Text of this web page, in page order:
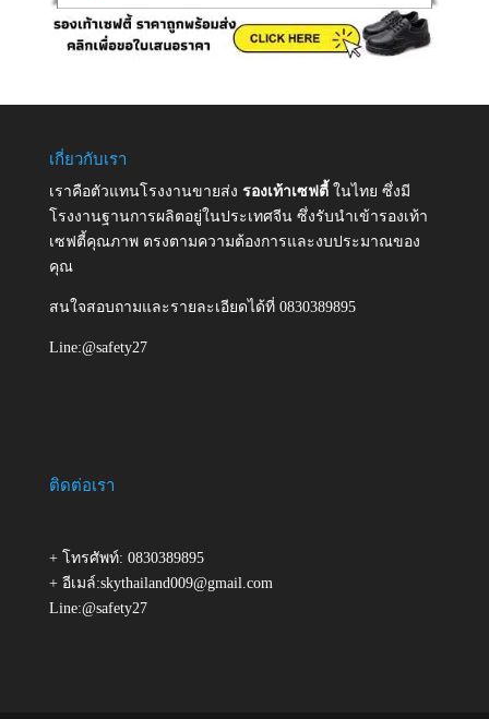
เกี่ยวกับเรา
เราคือตัวแทนโรงงานขายส่ง รองเท้าเซฟตี้ ในไทย ซึ่งมี
โรงงานฐานการผลิตอยู่ในประเทศจีน ซึ่งรับนำเข้ารองเท้า
เซฟตี้คุณภาพ ตรงตามความต้องการและงบประมาณของ
คุณ
สนใจสอบถามและรายละเอียดได้ที่ 0830389895
Line:@safety27
ติดต่อเรา
+ โทรศัพท์: 0830389895
+ อีเมล์:skythailand009@gmail.com
Line:@safety27